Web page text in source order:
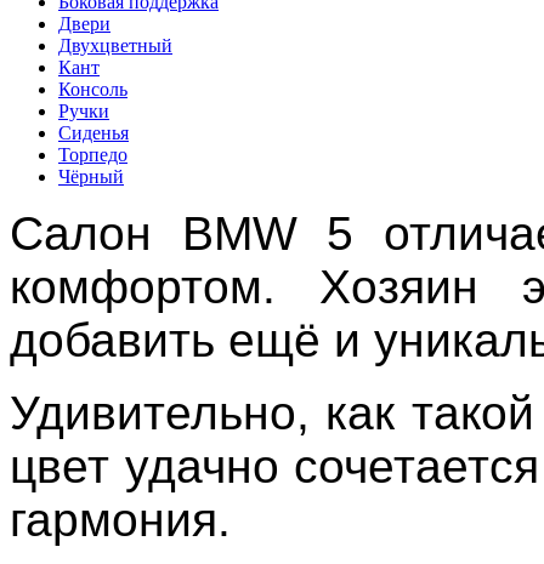
Двери
Двухцветный
Кант
Консоль
Ручки
Сиденья
Торпедо
Чёрный
Салон BMW 5
комфортом. Хозяин
добавить ещё и
Удивительно, как
цвет удачно
гармония.